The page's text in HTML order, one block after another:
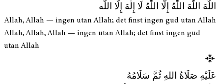
اللّٰهَ اللّٰهَ اللّٰهُ إِلَّا اللّٰهُ لَا إِلٰهَ إِلَّا اللّٰه
Allah, Allah — ingen utan Allah; det finst ingen gud utan Allah
Allah, Allah, Allah — ingen utan Allah; det finst ingen gud
utan Allah
عَلَيْهِ صَلَاةُ اللهِ ثُمَّ سَلَامُهُ